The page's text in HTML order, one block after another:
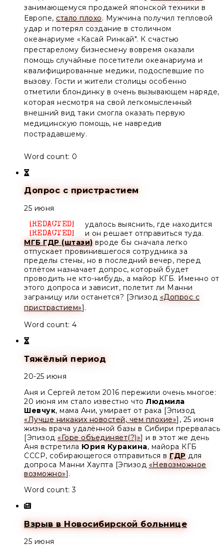
занимающемуся продажей японской техники в
Европе, стало плохо. Мужчина получил тепловой
удар и потерял создание в столичном
океанариуме «Касай Ринкай". К счастью
престарелому бизнесмену вовремя оказали
помощь случайные посетители океанариума и
квалифицированные медики, подоспевшие по
вызову. Гости и жители столицы особенно
отметили блондинку в очень вызывающем наряде,
которая несмотря на свой легкомысленный
внешний вид таки смогла оказать первую
медицинскую помощь, не навредив
пострадавшему.
Word count: 0
Допрос с пристрастием
25 июня
Unknown
удалось выяснить, где находится
Unknown
и он решает отправиться туда.
МГБ ГДР (штази) вроде бы сначала легко
отпускает провинившегося сотрудника за
пределы стены, но в последний вечер, перед
отлётом назначает допрос, который будет
проводить не кто-нибудь, а майор КГБ. Именно от
этого допроса и зависит, полетит ли Манни
заграницу или останется? [Эпизод «Допрос с
пристрастием»].
Word count: 4
Тяжёлый период
20-25 июня
Аня и Сергей летом 2016 пережили очень многое:
20 июня им стало известно что Людмила
Шевчук, мама Ани, умирает от рака [Эпизод
«Лучше никаких новостей, чем плохие»], 25 июня
жизнь врача удалённой базы в Сибири прервалась
[Эпизод «Горе объединяет(?)»] и в этот же день
Аня встретила Юрия Куракина, майора КГБ
СССР, собирающегося отправиться в ГДР для
допроса Манни Хаупта [Эпизод «Невозможное
возможно»].
Word count: 3
Взрыв в Новосибирской больнице
25 июня